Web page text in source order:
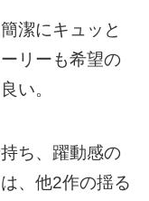
潔にキュッと
リーも希望の
い。
ち、躍動感の
、他2作の揺る